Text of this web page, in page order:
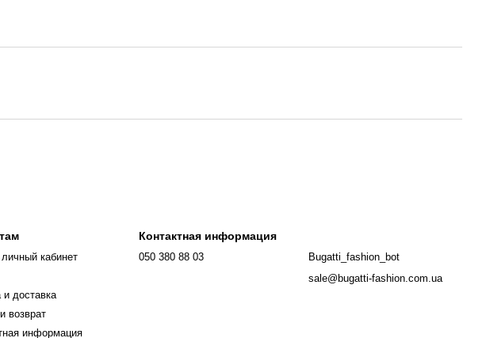
кабинет
доставка
возврат
информация
Контактная информация
050 380 88 03
Bugatti_fashion_bot
sale@bugatti-fashion.com.ua